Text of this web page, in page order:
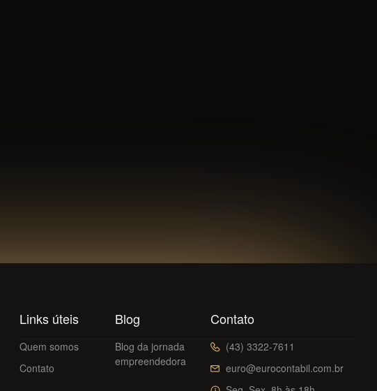
Links úteis
Quem somos
Contato
Blog
Blog da jornada
empreendedora
Contato
(43) 3322-7611
euro@eurocontabil.com.br